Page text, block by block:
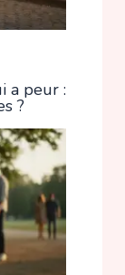
a peur :
?